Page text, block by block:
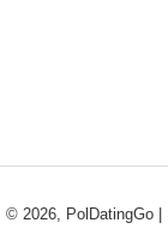
© 2026, PolDatingGo |